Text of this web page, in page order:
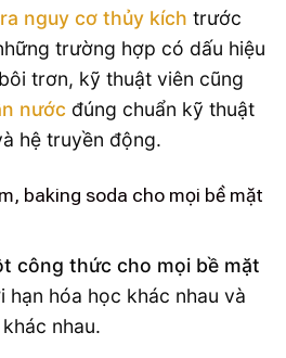
nguy cơ thủy kích trước
trường hợp có dấu hiệu
trơn, kỹ thuật viên cũng
nước đúng chuẩn kỹ thuật
hệ truyền động.
baking soda cho mọi bề mặt
công thức cho mọi bề mặt
hạn hóa học khác nhau và
nhau.